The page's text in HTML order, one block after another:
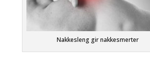
Nakkesleng gir nakkesmerter